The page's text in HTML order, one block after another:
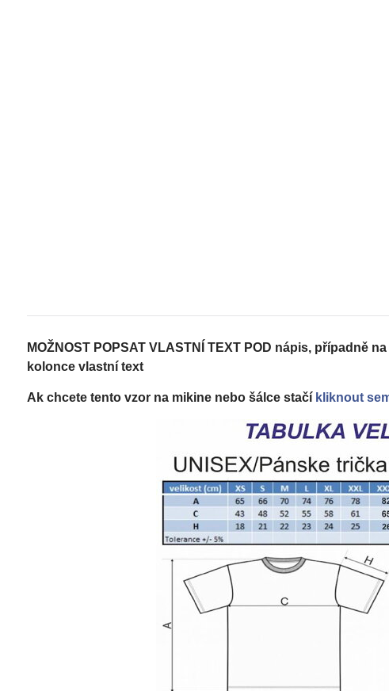
MOŽNOST POPSAT VLASTNÍ TEXT POD nápis, případně
kolonce vlastní text
Ak chcete tento vzor na mikine nebo šálce stačí kliknout